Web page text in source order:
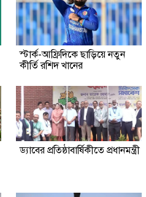
স্টার্ক-আফ্রিদিকে ছাড়িয়ে নতুন
কীর্তি রশিদ খানের
ড্যাবের প্রতিষ্ঠাবার্ষিকীতে প্রধানমন্ত্রী